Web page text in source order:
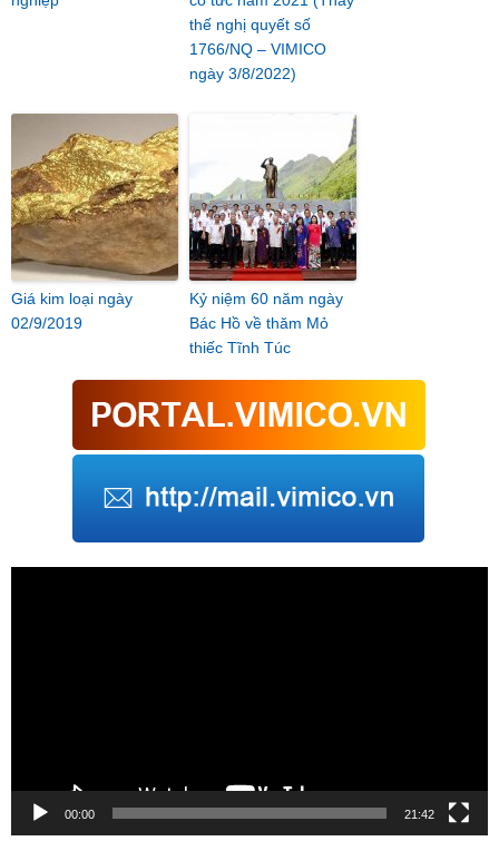
thế nghị quyết số
1766/NQ – VIMICO
ngày 3/8/2022)
Giá kim loại ngày
02/9/2019
Kỷ niệm 60 năm ngày
Bác Hồ về thăm Mỏ
thiếc Tĩnh Túc
00:00 21:42